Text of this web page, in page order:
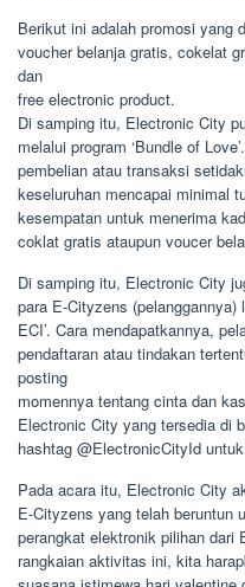
Berikut ini adalah promosi yang
voucher belanja gratis, cokelat
dan
free electronic product.
Di samping itu, Electronic City
melalui program ‘Bundle of
pembelian atau transaksi
keseluruhan mencapai minimal
kesempatan untuk menerima
coklat gratis ataupun voucer
Di samping itu, Electronic City
para E-Cityzens (pelanggannya)
ECI’. Cara mendapatkannya,
pendaftaran atau tindakan
posting
momennya tentang cinta dan
Electronic City yang tersedia di
hashtag @ElectronicCityId
Pada acara itu, Electronic City
E-Cityzens yang telah beruntun
perangkat elektronik pilihan dari
rangkaian aktivitas ini, kita